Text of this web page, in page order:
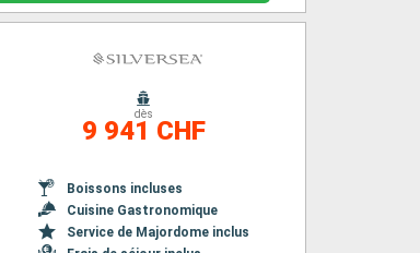
dès
9 941 CHF
Boissons incluses
Cuisine Gastronomique
Service de Majordome inclus